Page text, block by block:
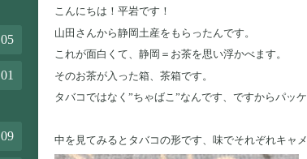
こんにちは！平岩です！
山田さんから静岡土産をもらったんです。
これが面白くて、静岡＝お茶を思い浮かべます。
そのお茶が入った箱、茶箱です。
タバコではなく”ちゃばこ”なんです、ですからパッ
中を見てみるとタバコの形です、味でそれぞれキャ
05
01
09